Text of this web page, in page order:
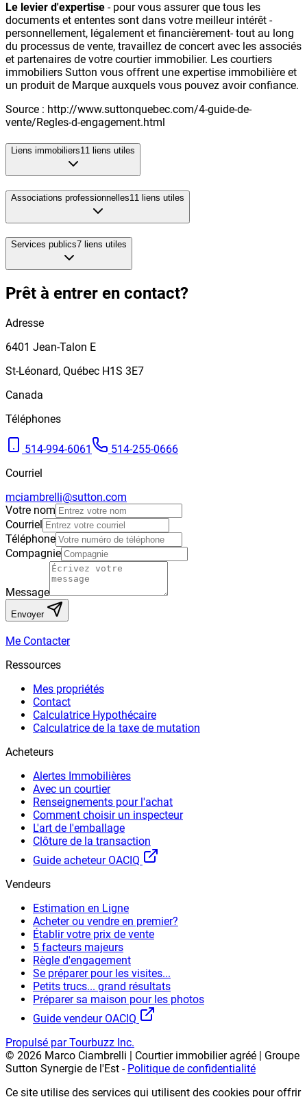
Le levier d'expertise - pour vous assurer que tous les
documents et ententes sont dans votre meilleur intérêt -
personnellement, légalement et financièrement- tout au long
du processus de vente, travaillez de concert avec les associés
et partenaires de votre courtier immobilier. Les courtiers
immobiliers Sutton vous offrent une expertise immobilière et
un produit de Marque auxquels vous pouvez avoir confiance.
Source : http://www.suttonquebec.com/4-guide-de-
vente/Regles-d-engagement.html
Liens immobiliers11 liens utiles
Associations professionnelles11 liens utiles
Services publics7 liens utiles
Prêt à entrer en contact?
Adresse
6401 Jean-Talon E
St-Léonard, Québec H1S 3E7
Canada
Téléphones
514-994-6061
514-255-0666
Courriel
mciambrelli@sutton.com
Votre nom
Courriel
Téléphone
Compagnie
Message
Envoyer
Me Contacter
Ressources
Mes propriétés
Contact
Calculatrice Hypothécaire
Calculatrice de la taxe de mutation
Acheteurs
Alertes Immobilières
Avec un courtier
Renseignements pour l'achat
Comment choisir un inspecteur
L'art de l'emballage
Clôture de la transaction
Guide acheteur OACIQ
Vendeurs
Estimation en Ligne
Acheter ou vendre en premier?
Établir votre prix de vente
5 facteurs majeurs
Règle d'engagement
Se préparer pour les visites...
Petits trucs... grand résultats
Préparer sa maison pour les photos
Guide vendeur OACIQ
Propulsé par Tourbuzz Inc.
© 2026 Marco Ciambrelli | Courtier immobilier agréé | Groupe
Sutton Synergie de l'Est - Politique de confidentialité
Ce site utilise des services qui utilisent des cookies pour offrir